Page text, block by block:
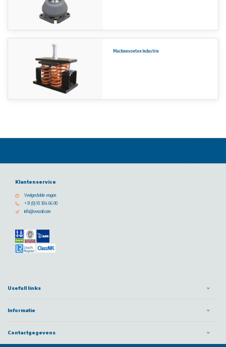
Machinevoeten Industrie
Klantenservice
Veelgestelde vragen
+31 (0) 10 304 66 00
info@vescoil.com
Usefull links
Informatie
Contactgegevens